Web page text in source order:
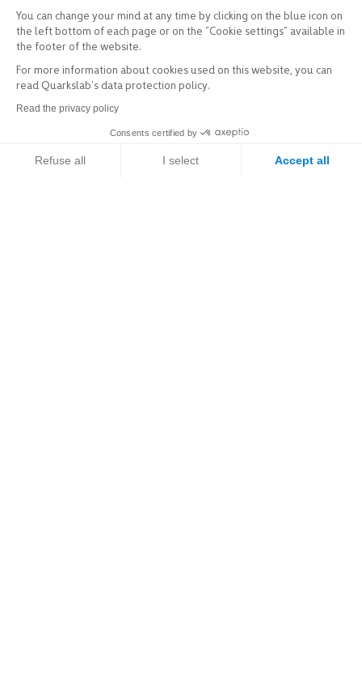
You can change your mind at any time by clicking on the blue icon on
the left bottom of each page or on the “Cookie settings” available in
the footer of the website.
For more information about cookies used on this website, you can
read Quarkslab’s data protection policy.
Read the privacy policy
Consents certified by
Refuse all I select Accept all